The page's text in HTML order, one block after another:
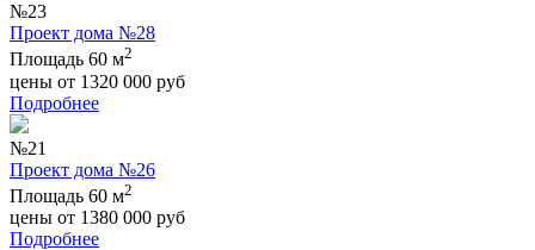
№23
Проект дома №28
Площадь 60 м2
цены от 1320 000 руб
Подробнее
№21
Проект дома №26
Площадь 60 м2
цены от 1380 000 руб
Подробнее